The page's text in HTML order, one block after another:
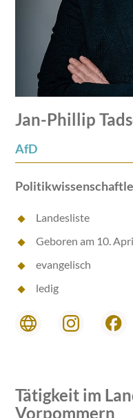
Jan-Phillip
AfD
Landesliste
Geboren am 10.
evangelisch
ledig
Tätigkeit im
Vorpommern